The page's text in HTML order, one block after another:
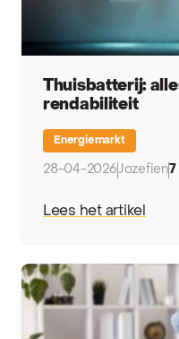
Thuisbatterij:
rendabiliteit
Energiemarkt
28-04-2026Jozefien7
Lees het artikel